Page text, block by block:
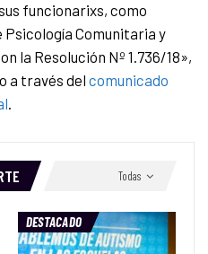
funcionarixs, como
Comunitaria y
la Resolución Nº 1.736/18»,
a través del comunicado
.
Todas
DESTACADO